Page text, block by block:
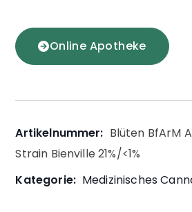
Online Apotheke
Artikelnummer: Blüten BfArM
Strain Bienville 21%/<1%
Kategorie: Medizinisches